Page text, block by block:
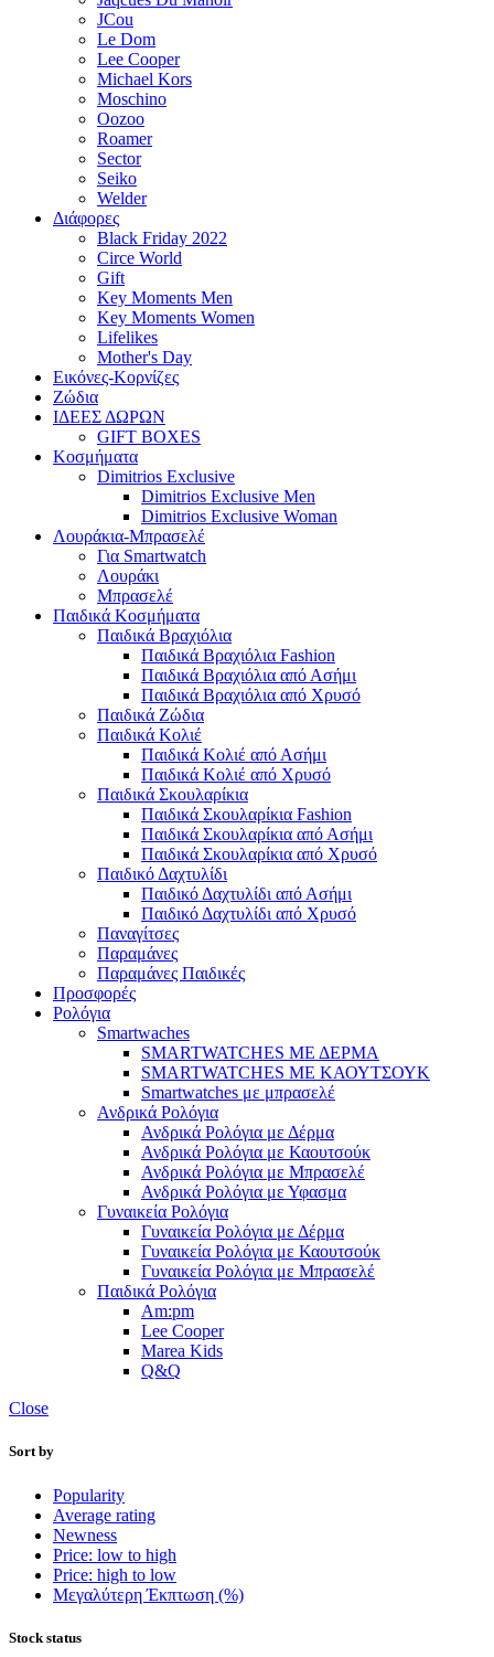
JCou
Le Dom
Lee Cooper
Michael Kors
Moschino
Oozoo
Roamer
Sector
Seiko
Welder
Διάφορες
Black Friday 2022
Circe World
Gift
Key Moments Men
Key Moments Women
Lifelikes
Mother's Day
Εικόνες-Κορνίζες
Ζώδια
ΙΔΕΕΣ ΔΩΡΩΝ
GIFT BOXES
Κοσμήματα
Dimitrios Exclusive
Dimitrios Exclusive Men
Dimitrios Exclusive Woman
Λουράκια-Μπρασελέ
Για Smartwatch
Λουράκι
Μπρασελέ
Παιδικά Κοσμήματα
Παιδικά Βραχιόλια
Παιδικά Βραχιόλια Fashion
Παιδικά Βραχιόλια από Ασήμι
Παιδικά Βραχιόλια από Χρυσό
Παιδικά Ζώδια
Παιδικά Κολιέ
Παιδικά Κολιέ από Ασήμι
Παιδικά Κολιέ από Χρυσό
Παιδικά Σκουλαρίκια
Παιδικά Σκουλαρίκια Fashion
Παιδικά Σκουλαρίκια από Ασήμι
Παιδικά Σκουλαρίκια από Χρυσό
Παιδικό Δαχτυλίδι
Παιδικό Δαχτυλίδι από Ασήμι
Παιδικό Δαχτυλίδι από Χρυσό
Παναγίτσες
Παραμάνες
Παραμάνες Παιδικές
Προσφορές
Ρολόγια
Smartwaches
SMARTWATCHES ΜΕ ΔΕΡΜΑ
SMARTWATCHES ΜΕ ΚΑΟΥΤΣΟΥΚ
Smartwatches με μπρασελέ
Ανδρικά Ρολόγια
Ανδρικά Ρολόγια με Δέρμα
Ανδρικά Ρολόγια με Καουτσούκ
Ανδρικά Ρολόγια με Μπρασελέ
Ανδρικά Ρολόγια με Υφασμα
Γυναικεία Ρολόγια
Γυναικεία Ρολόγια με Δέρμα
Γυναικεία Ρολόγια με Καουτσούκ
Γυναικεία Ρολόγια με Μπρασελέ
Παιδικά Ρολόγια
Am:pm
Lee Cooper
Marea Kids
Q&Q
Close
Sort by
Popularity
Average rating
Newness
Price: low to high
Price: high to low
Μεγαλύτερη Έκπτωση (%)
Stock status